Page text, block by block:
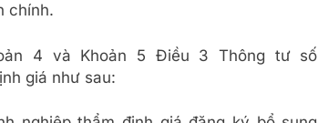
chính.
4 và Khoản 5 Điều 3 Thông tư số
giá như sau: